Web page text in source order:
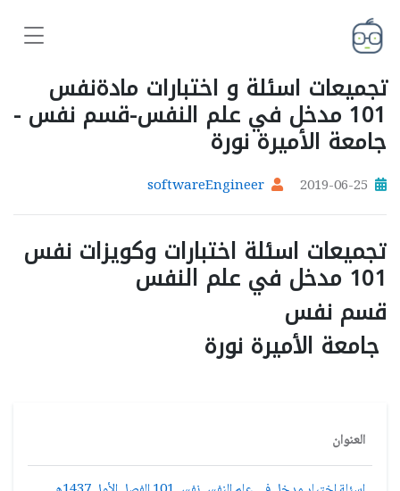
تجميعات اسئلة و اختبارات مادةنفس
101 مدخل في علم النفس-قسم نفس -
جامعة الأميرة نورة
2019-06-25
softwareEngineer
تجميعات اسئلة اختبارات وكويزات نفس
101 مدخل في علم النفس
قسم نفس
جامعة الأميرة نورة
العنوان